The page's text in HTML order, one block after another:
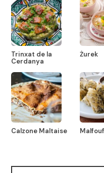
Trinxat de la
Cerdanya
Żurek
Calzone Maltaise